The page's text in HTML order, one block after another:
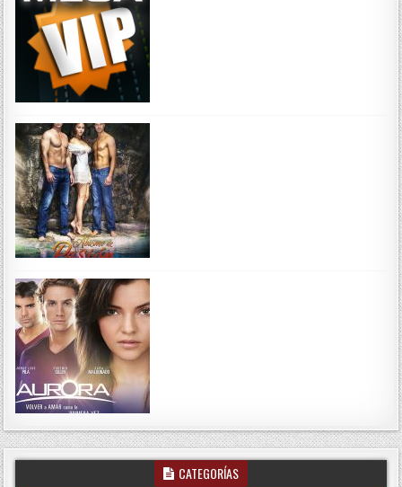
CATEGORÍAS